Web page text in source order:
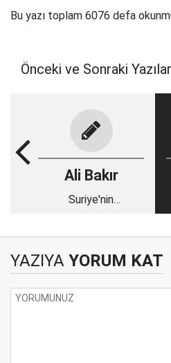
Bu yazı toplam 6076 defa
Önceki ve Sonraki Yazılar
Ali Bakır
Suriye'nin
tehlike İsrail
YAZIYA YORUM KAT